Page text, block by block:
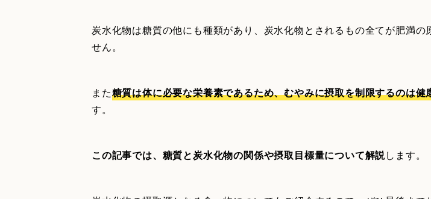
炭水化物は糖質の他にも種類があり、炭水化物とされるもの全てが肥満の
せん。
また糖質は体に必要な栄養素であるため、むやみに摂取を制限するのは健
す。
この記事では、糖質と炭水化物の関係や摂取目標量について解説します。